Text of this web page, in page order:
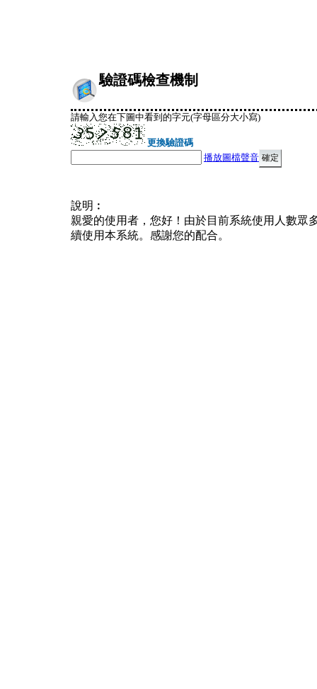
驗證碼檢查機制
請輸入您在下圖中看到的字元(字母區分大小寫)
更換驗證碼
播放圖檔聲音
說明︰
親愛的使用者，您好！由於目前系統使用人數眾
續使用本系統。感謝您的配合。